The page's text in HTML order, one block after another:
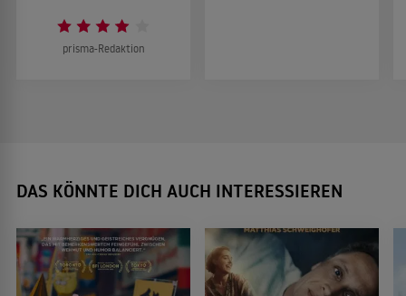
prisma-Redaktion
DAS KÖNNTE DICH AUCH INTERESSIEREN